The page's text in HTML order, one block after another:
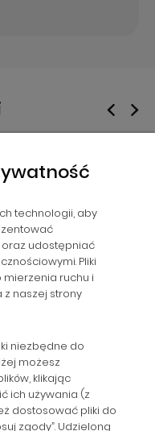
technologii, aby
udostępniać
Pliki
ruchu i
naszej strony
niezbędne do
możesz
klikając
ich używania (z
dostosować pliki do
zgody”. Udzieloną